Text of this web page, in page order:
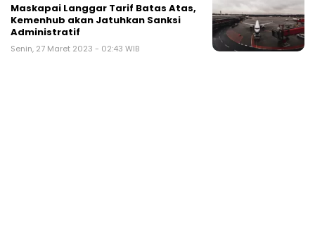
Maskapai Langgar Tarif Batas Atas,
Kemenhub akan Jatuhkan Sanksi
Administratif
Senin, 27 Maret 2023 - 02:43 WIB